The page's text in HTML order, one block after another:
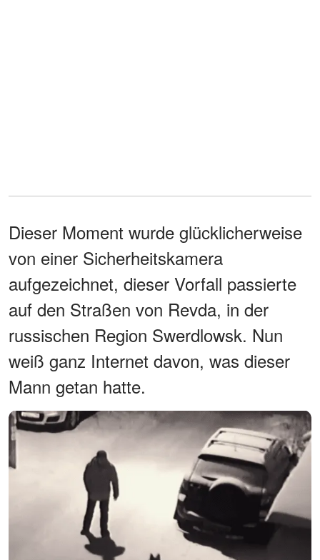
Dieser Moment wurde glücklicherweise
von einer Sicherheitskamera
aufgezeichnet, dieser Vorfall passierte
auf den Straßen von Revda, in der
russischen Region Swerdlowsk. Nun
weiß ganz Internet davon, was dieser
Mann getan hatte.